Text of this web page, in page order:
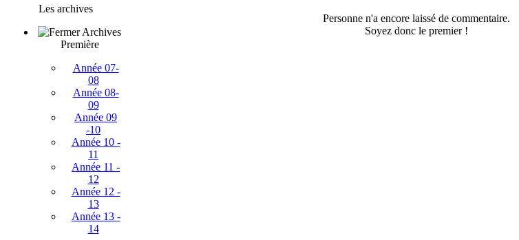
Les archives
Archives
Première
Année 07-
08
Année 08-
09
Année 09
-10
Année 10 -
11
Année 11 -
12
Année 12 -
13
Année 13 -
14
Personne n'a encore laissé de commentaire.
Soyez donc le premier !